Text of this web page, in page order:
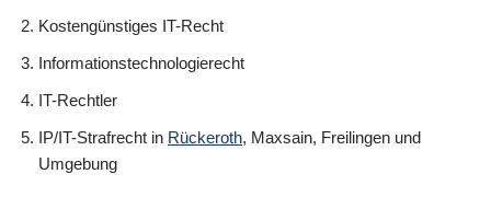
Kostengünstiges IT-Recht
Informationstechnologierecht
IT-Rechtler
IP/IT-Strafrecht in Rückeroth, Maxsain, Freilingen und
Umgebung